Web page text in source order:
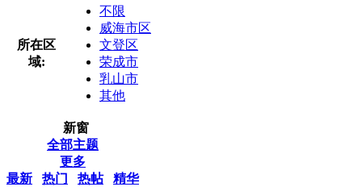
所在区
域:
不限
威海市区
文登区
荣成市
乳山市
其他
新窗
全部主题
更多
最新
热门 热帖 精华